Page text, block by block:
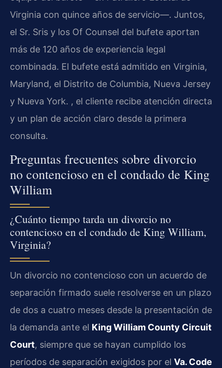
Virginia con quince años de servicio—. Juntos,
el Sr. Sris y los Of Counsel del bufete aportan
más de 120 años de experiencia legal
combinada. El bufete está admitido en Virginia,
Maryland, el Distrito de Columbia, Nueva Jersey
y Nueva York. , el cliente recibe atención directa
y un plan de acción claro desde la primera
consulta.
Preguntas frecuentes sobre divorcio
no contencioso en el condado de King
William
¿Cuánto tiempo tarda un divorcio no
contencioso en el condado de King William,
Virginia?
Un divorcio no contencioso con un acuerdo de
separación firmado suele resolverse en un plazo
de dos a cuatro meses desde la presentación de
la demanda ante el King William County Circuit
Court, siempre que se hayan cumplido los
períodos de separación exigidos por el Va. Code